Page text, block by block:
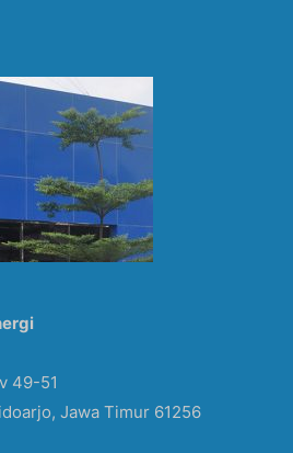
49-51
Jawa Timur 61256